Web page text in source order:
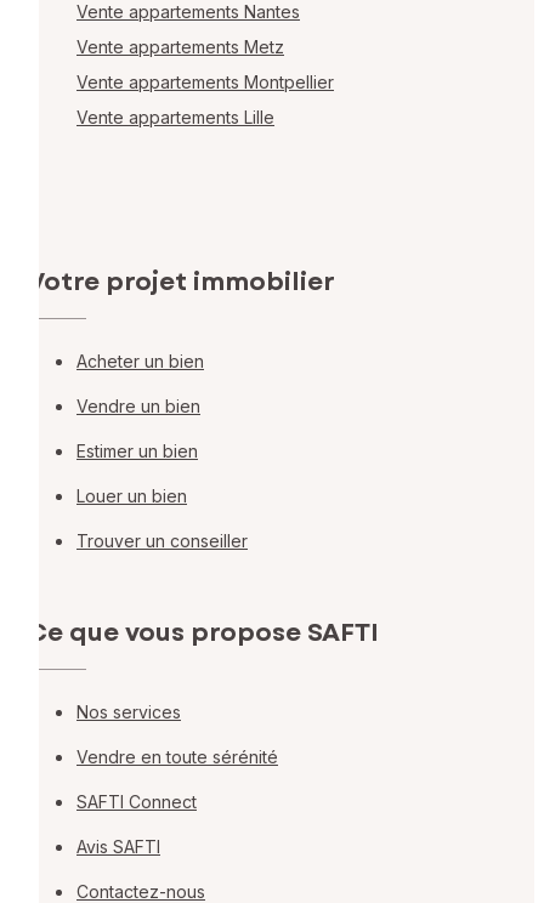
Vente appartements Nantes
Vente appartements Metz
Vente appartements Montpellier
Vente appartements Lille
Votre projet immobilier
Acheter un bien
Vendre un bien
Estimer un bien
Louer un bien
Trouver un conseiller
Ce que vous propose SAFTI
Nos services
Vendre en toute sérénité
SAFTI Connect
Avis SAFTI
Contactez-nous